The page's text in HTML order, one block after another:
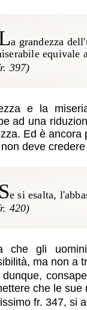
a grandezza
equivale
e la
ad una
Ed è ancora
deve
se si esalta,
che gli
ma non a
dunque,
che le
fr. 347, si